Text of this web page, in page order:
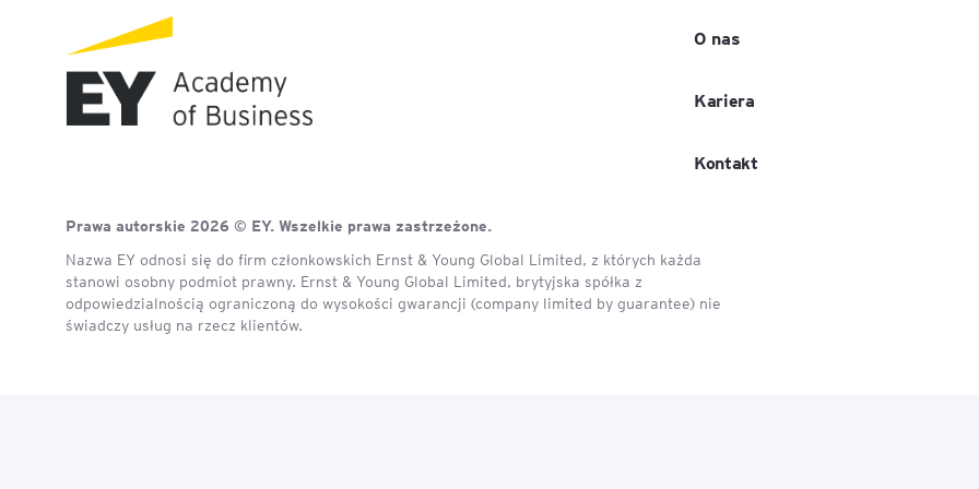
Prawo sztucznej inteligencji
AI w finansach
O nas
Kariera
Kontakt
Prawa autorskie 2026 © EY. Wszelkie prawa zastrzeżone.
Nazwa EY odnosi się do firm członkowskich Ernst & Young Global Limited, z których każda
stanowi osobny podmiot prawny. Ernst & Young Global Limited, brytyjska spółka z
odpowiedzialnością ograniczoną do wysokości gwarancji (company limited by guarantee) nie
świadczy usług na rzecz klientów.